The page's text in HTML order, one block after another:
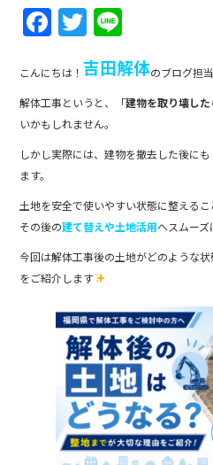
F
a
c
e
b
o
o
k
T
w
itt
er
n
e
こんにちは！ 吉田解体のブログ担
解体工事というと、「建物を取り壊し
いかもしれません。
しかし実際には、建物を撤去した後に
ます。
土地を安全で使いやすい状態に整えるこ
その後の建て替えや土地活用へスムーズ
今回は解体工事後の土地がどのような
をご紹介します